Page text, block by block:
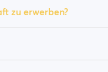
zu erwerben?